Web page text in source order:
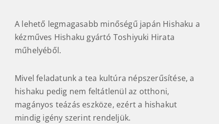
A lehető legmagasabb minőségű japán Hishaku a
kézműves Hishaku gyártó Toshiyuki Hirata
műhelyéből.
Mivel feladatunk a tea kultúra népszerűsítése, a
hishaku pedig nem feltátlenül az otthoni,
magányos teázás eszköze, ezért a hishakut
mindig igény szerint rendeljük.